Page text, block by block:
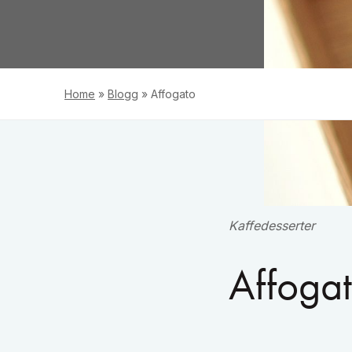
Home » Blogg » Affogato
Kaffedesserter